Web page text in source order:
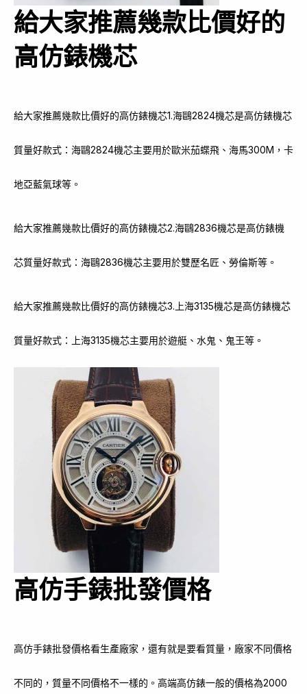
給大家推薦幾款比價好的
高仿錶機芯
給大家推薦幾款比價好的高仿錶機芯1.海鷗2824機芯是高仿錶機芯
質量好款式：海鷗2824機芯主要用於歐米茄蝶飛、海馬300M，卡
地亞藍氣球等。
給大家推薦幾款比價好的高仿錶機芯2.海鷗2836機芯是高仿錶機
芯質量好款式：海鷗2836機芯主要用於雙歷名匠、勞倫斯等。
給大家推薦幾款比價好的高仿錶機芯3.上海3135機芯是高仿錶機芯
質量好款式：上海3135機芯主要用於遊艇、水鬼、鬼王等。
高仿手錶批發價格
高仿手錶批發價格看生產廠家，還有就是要看質量，廠家不同價格
不同的，質量不同價格不一樣的。高端高仿錶一般的價格為2000